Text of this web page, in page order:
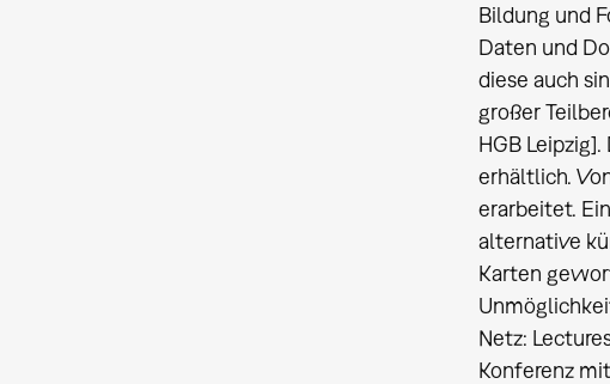
Bildung und
Daten und
diese auch
großer
HGB
erhältlich.
erarbeitet.
alternative
Karten
Netz:
Konferenz